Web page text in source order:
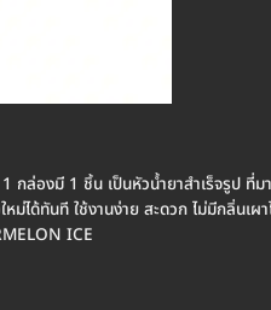
ล่องมี 1 ชิ้น เป็นหัวน้ำยาสำเร็จรูป ที่ม
ม่ได้ทันที ใช้งานง่าย สะดวก ไม่มีกลิ่นเผ
ICE